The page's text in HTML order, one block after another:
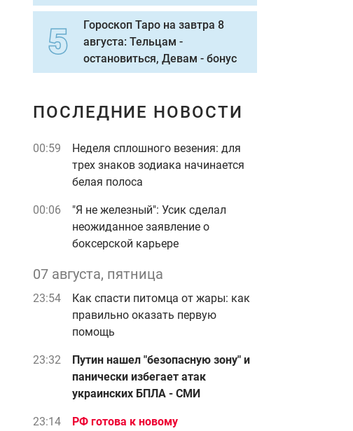
Гороскоп Таро на завтра 8
августа: Тельцам -
остановиться, Девам - бонус
ПОСЛЕДНИЕ НОВОСТИ
00:59
Неделя сплошного везения: для
трех знаков зодиака начинается
белая полоса
00:06
"Я не железный": Усик сделал
неожиданное заявление о
боксерской карьере
07 августа, пятница
23:54
Как спасти питомца от жары: как
правильно оказать первую
помощь
23:32
Путин нашел "безопасную зону" и
панически избегает атак
украинских БПЛА - СМИ
23:14
РФ готова к новому